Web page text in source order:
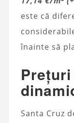
este că
înainte să
Santa Cruz